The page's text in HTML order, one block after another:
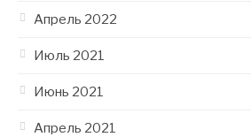
Апрель 2022
Июль 2021
Июнь 2021
Апрель 2021